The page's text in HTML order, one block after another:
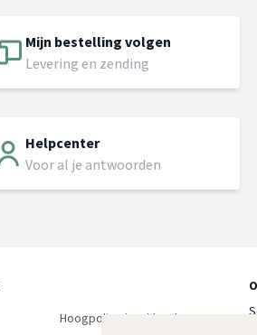
Mijn bestelling volgen
Levering en zending
Helpcenter
Voor al je antwoorden
Hoogpolig vloerkleed